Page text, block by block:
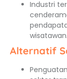
Industri
wisatawan.
Alternatif